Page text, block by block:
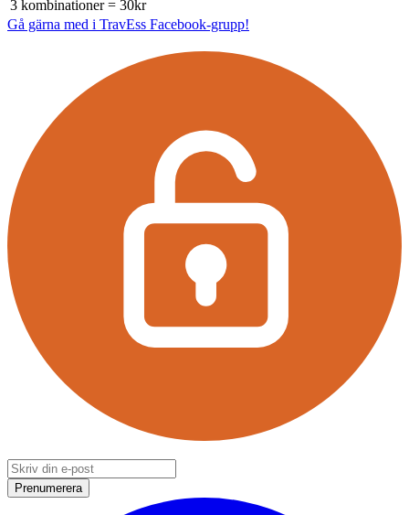
3 kombinationer = 30kr
Gå gärna med i TravEss Facebook-grupp!
Prenumerera